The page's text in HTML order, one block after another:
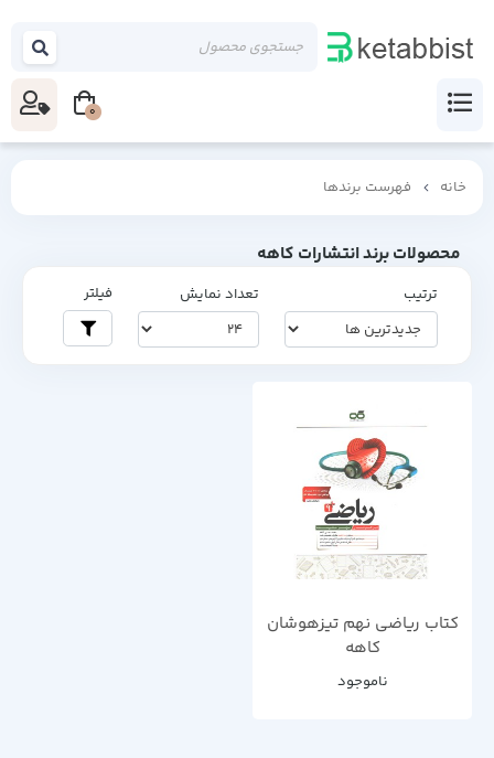
خانه فهرست برندها
محصولات برند انتشارات کاهه
ترتیب تعداد نمایش فیلتر
کتاب ریاضی نهم تیزهوشان
کاهه
ناموجود
0